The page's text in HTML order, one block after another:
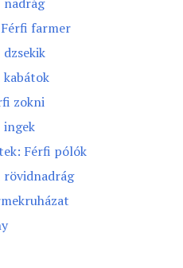
farmer
kabátok
zokni
ingek
Férfi pólók
rövidnadrág